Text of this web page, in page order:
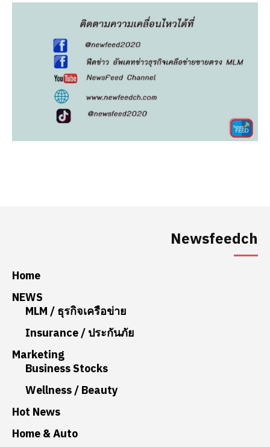
Newsfeedch
Home
NEWS
MLM / ธุรกิจเครือข่าย
Insurance / ประกันภัย
Marketing
Business Stocks
Wellness / Beauty
Hot News
Home & Auto